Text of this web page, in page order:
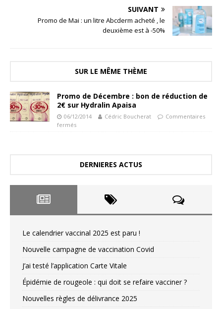
SUIVANT
Promo de Mai : un litre Abcderm acheté , le
deuxième est à -50%
SUR LE MÊME THÈME
Promo de Décembre : bon de réduction de
2€ sur Hydralin Apaisa
06/12/2014 Cédric Boucherat
Commentaires
fermés
DERNIERES ACTUS
Le calendrier vaccinal 2025 est paru !
Nouvelle campagne de vaccination Covid
J’ai testé l’application Carte Vitale
Épidémie de rougeole : qui doit se refaire vacciner ?
Nouvelles règles de délivrance 2025